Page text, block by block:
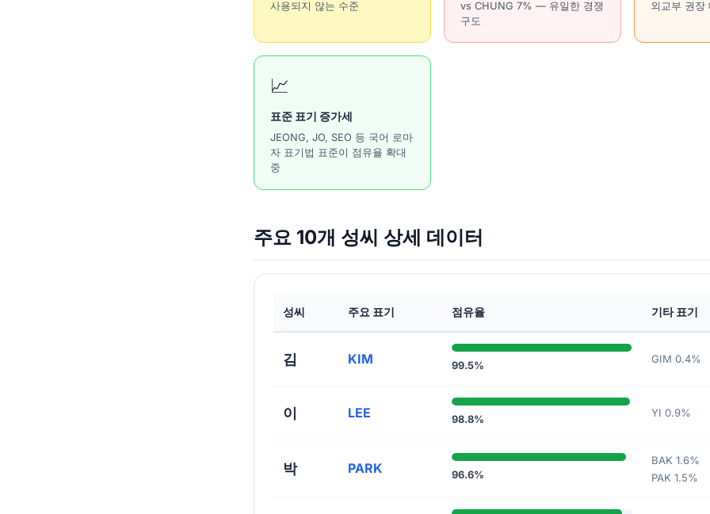
사용되지 않는 수준
vs CHUNG 7% — 유일한 경쟁
구도
외교부 권장
📈
표준 표기 증가세
JEONG, JO, SEO 등 국어 로마
자 표기법 표준이 점유율 확대
중
주요 10개 성씨 상세 데이터
성씨 주요 표기 점유율 기타 표기
김 KIM 99.5%
GIM 0.4%
이 LEE 98.8%
YI 0.9%
박 PARK 96.6%
BAK 1.6%
PAK 1.5%